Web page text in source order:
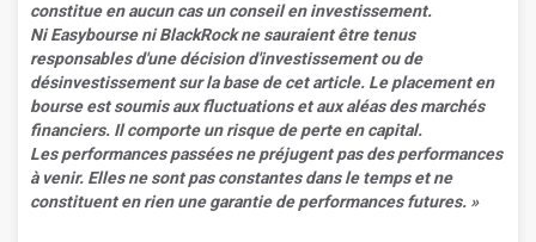
constitue en aucun cas unconseil en investissement.
Ni Easybourse ni BlackRock ne sauraient être tenus
responsables d'une décision d'investissement ou de
désinvestissement sur la base de cet article. Le placement en
bourse est soumis aux fluctuations et aux aléas des marchés
financiers. Il comporte un risque de perte en capital.
Les performances passées ne préjugent pas des performances
à venir. Elles ne sont pas constantes dans le temps et ne
constituent en rien une garantie de performancesfutures. »